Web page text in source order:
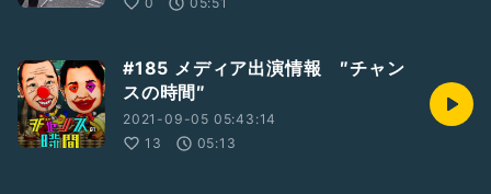
#185 メディア出演情報 ″チャン
スの時間″
2021-09-05 05:43:14
13
05:13